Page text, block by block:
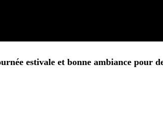
estivale et bonne ambiance pour